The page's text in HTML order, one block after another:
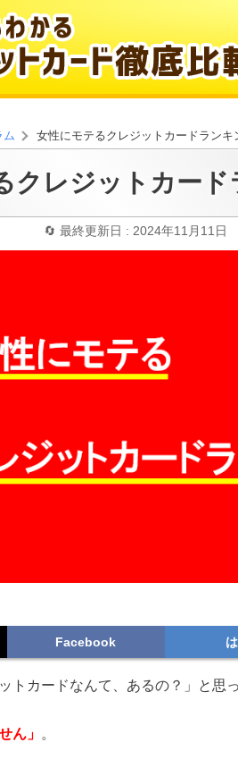
ム 女性にモテるクレジットカードランキ
クレジットカード
最終更新日 : 2024年11月11日
Facebook
トカードなんて、あるの？」と思
ん」 。